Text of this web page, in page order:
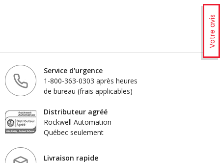
Votre avis
Service d'urgence
1-800-363-0303 après heures
de bureau (frais applicables)
Distributeur agréé
Rockwell Automation
Québec seulement
Livraison rapide